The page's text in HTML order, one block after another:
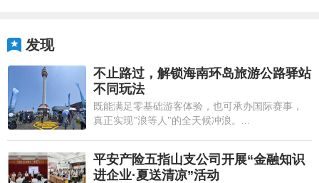
发现
不止路过，解锁海南环岛旅游公路驿站
不同玩法
既能满足零基础游客体验，也可承办国际赛事，
真正实现"浪等人"的全天候冲浪。...
平安产险五指山支公司开展“金融知识
进企业·夏送清凉”活动